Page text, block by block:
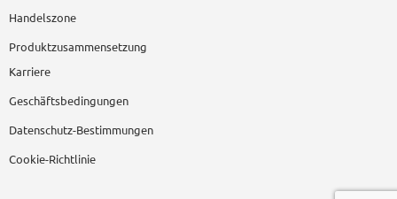
Handelszone
Produktzusammensetzung
Karriere
Geschäftsbedingungen
Datenschutz-Bestimmungen
Cookie-Richtlinie